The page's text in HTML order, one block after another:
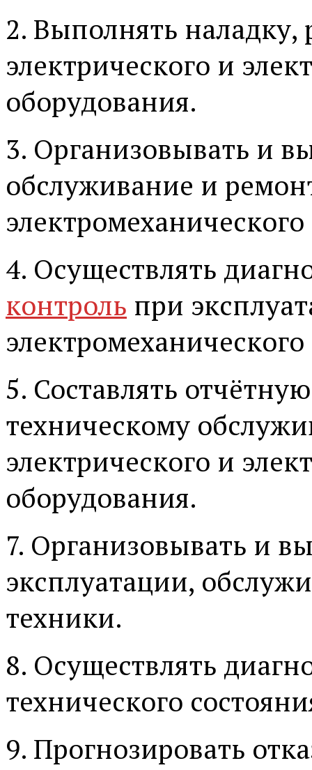
2. Выполнять наладку,
электрического и
оборудования.
3. Организовывать и
обслуживание и
4. Осуществлять
контроль при
5. Составлять
техническому
электрического и
оборудования.
7. Организовывать и
эксплуатации,
техники.
8. Осуществлять
технического
9. Прогнозировать